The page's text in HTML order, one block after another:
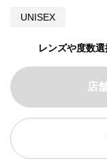
UNISEX
レンズや度数
店